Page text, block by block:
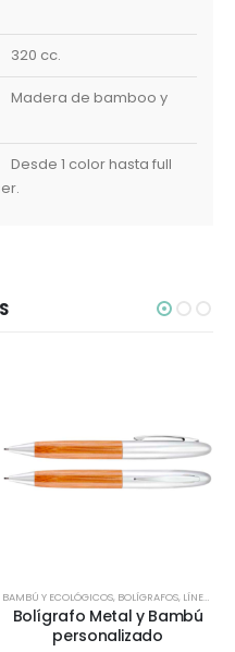
320 cc.
Madera de bamboo y
Desde 1 color hasta full
,LÍNEA BAMBÚ,TODOS
BAMBÚ Y ECOLÓGICOS, BOLÍGRAFOS, LÍNEA BAMBÚ
Bolígrafo Metal y Bambú
personalizado